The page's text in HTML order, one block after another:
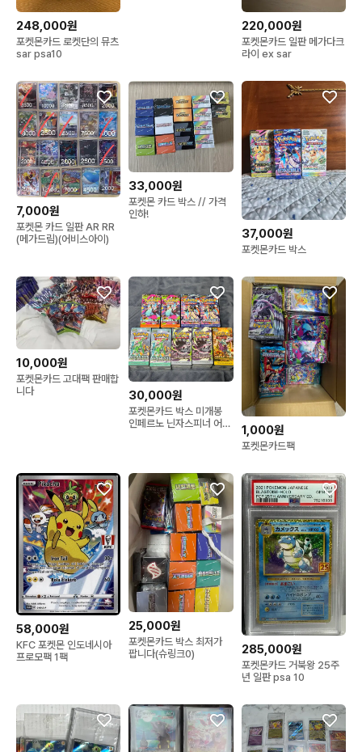
248,000원
포켓몬카드 로켓단의 뮤츠
sar psa10
220,000원
포켓몬카드 일판 메가다크
라이 ex sar
7,000원
포켓몬 카드 일판 AR RR
(메가드림)(어비스아이)
33,000원
포켓몬 카드 박스 // 가격
인하!
37,000원
포켓몬카드 박스
10,000원
포켓몬카드 고대팩 판매합
니다
30,000원
포켓몬카드 박스 미개봉
인페르노 닌자스피너 어비
1,000원
포켓몬카드팩
58,000원
KFC 포켓몬 인도네시아
프로모팩 1팩
25,000원
포켓몬카드 박스 최저가
팝니다(슈링크0)
285,000원
포켓몬카드 거북왕 25주
년 일판 psa 10